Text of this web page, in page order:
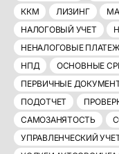
ККМ
ЛИЗИНГ
НАЛОГОВЫЙ УЧЕТ
НЕНАЛОГОВЫЕ
НПД
ОСНОВНЫЕ
ПЕРВИЧНЫЕ
ПОДОТЧЕТ
САМОЗАНЯТОСТЬ
УПРАВЛЕНЧЕСКИЙ